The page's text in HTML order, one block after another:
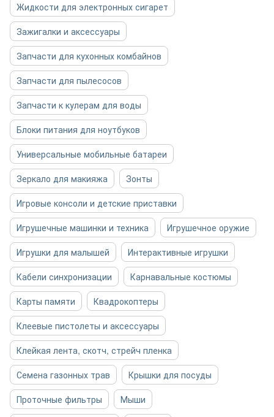
Жидкости для электронных сигарет
Зажигалки и аксессуары
Запчасти для кухонных комбайнов
Запчасти для пылесосов
Запчасти к кулерам для воды
Блоки питания для ноутбуков
Универсальные мобильные батареи
Зеркало для макияжа
Зонты
Игровые консоли и детские приставки
Игрушечные машинки и техника
Игрушечное оружие
Игрушки для малышей
Интерактивные игрушки
Кабели синхронизации
Карнавальные костюмы
Карты памяти
Квадрокоптеры
Клеевые пистолеты и аксессуары
Клейкая лента, скотч, стрейч пленка
Семена газонных трав
Крышки для посуды
Проточные фильтры
Мыши